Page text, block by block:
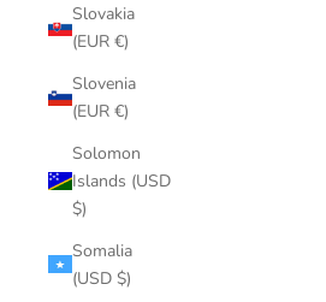
Slovakia
(EUR €)
Slovenia
(EUR €)
Solomon
Islands (USD
$)
Somalia
(USD $)